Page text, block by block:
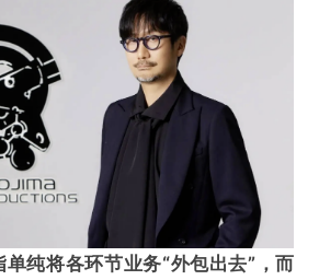
纯将各环节业务“外包出去”，而